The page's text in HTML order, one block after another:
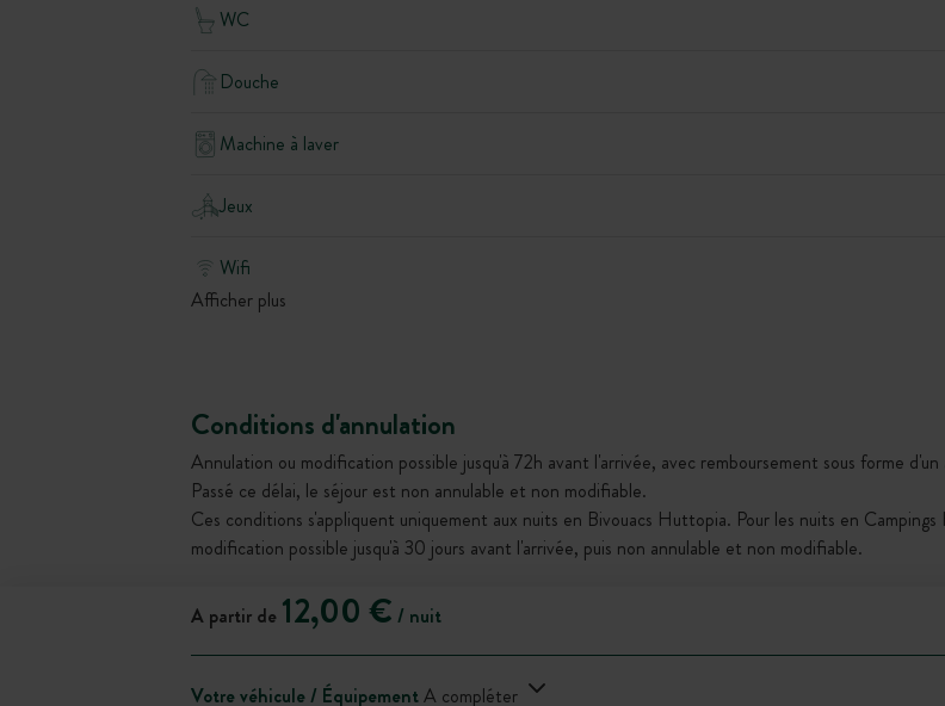
WC
Douche
Machine à laver
Jeux
Wifi
Afficher plus
Conditions d'annulation
Annulation ou modification possible jusqu'à 72h avant l'arrivée, avec remboursement sous forme
Passé ce délai, le séjour est non annulable et non modifiable.
Ces conditions s'appliquent uniquement aux nuits en Bivouacs Huttopia. Pour les nuits en
modification possible jusqu'à 30 jours avant l'arrivée, puis non annulable et non modifiable.
A partir de 12,00 € / nuit
Votre véhicule / ÉquipementA compléter